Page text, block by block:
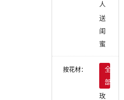
人
送
闺
蜜
按花材：
全
部
玫